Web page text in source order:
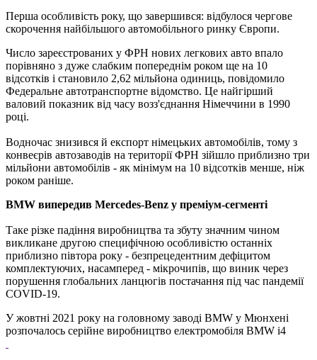
Перша особливість року, що завершився: відбулося чергове
скорочення найбільшого автомобільного ринку Європи.
Число зареєстрованих у ФРН нових легкових авто впало
порівняно з дуже слабким попереднім роком ще на 10
відсотків і становило 2,62 мільйона одиниць, повідомило
Федеральне автотранспортне відомство. Це найгірший
валовий показник від часу возз'єднання Німеччини в 1990
році.
Водночас знизився й експорт німецьких автомобілів, тому з
конвеєрів автозаводів на території ФРН зійшло приблизно три
мільйони автомобілів - як мінімум на 10 відсотків менше, ніж
роком раніше.
BMW випередив Mercedes-Benz у преміум-сегменті
Таке різке падіння виробництва та збуту значним чином
викликане другою специфічною особливістю останніх
приблизно півтора року - безпрецедентним дефіцитом
комплектуючих, насамперед - мікрочипів, що виник через
порушення глобальних ланцюгів постачання під час пандемії
COVID-19.
У жовтні 2021 року на головному заводі BMW у Мюнхені
розпочалось серійне виробництво електромобіля BMW i4